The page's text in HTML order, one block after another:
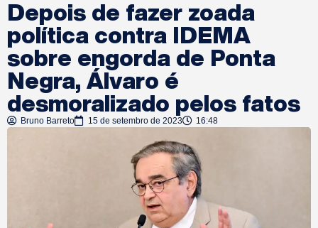
Depois de fazer zoada
política contra IDEMA
sobre engorda de Ponta
Negra, Álvaro é
desmoralizado pelos fatos
Bruno Barreto 15 de setembro de 2023 16:48